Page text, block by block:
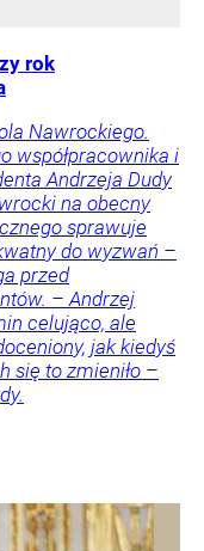
rok
Nawrockiego.
współpracownika i
Andrzeja Dudy
na obecny
sprawuje
do wyzwań –
przed
– Andrzej
celująco, ale
jak kiedyś
się to zmieniło –